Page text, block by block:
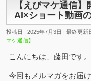
【えびマケ通信
AI×ショート動画
投稿日 : 2025年7月3日 最終更新
マケ通信】
こんにちは、藤田です。
今回もメルマガをお届け